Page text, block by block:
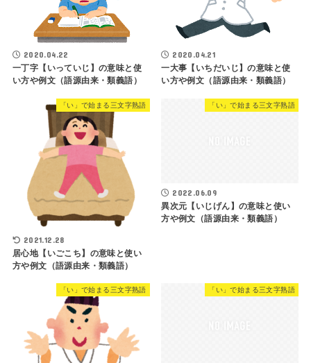
2020.04.22
一丁字【いっていじ】の意味と使
い方や例文（語源由来・類義語）
2020.04.21
一大事【いちだいじ】の意味と使
い方や例文（語源由来・類義語）
「い」で始まる三文字熟語
2021.12.28
居心地【いごこち】の意味と使い
方や例文（語源由来・類義語）
「い」で始まる三文字熟語
2022.06.09
異次元【いじげん】の意味と使い
方や例文（語源由来・類義語）
「い」で始まる三文字熟語 「い」で始まる三文字熟語